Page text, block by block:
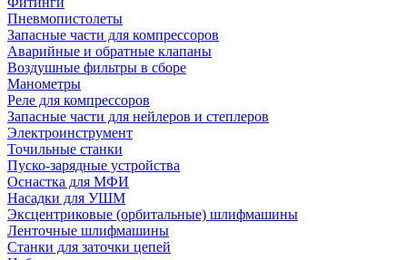
Пневмопистолеты
Запасные части для компрессоров
Аварийные и обратные клапаны
Воздушные фильтры в сборе
Манометры
Реле для компрессоров
Запасные части для нейлеров и степлеров
Электроинструмент
Точильные станки
Пуско-зарядные устройства
Оснастка для МФИ
Насадки для УШМ
Эксцентриковые (орбитальные) шлифмашины
Ленточные шлифмашины
Станки для заточки цепей